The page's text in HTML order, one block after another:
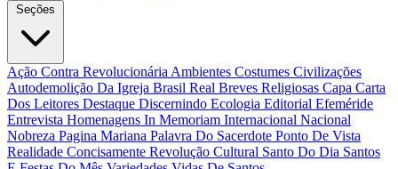
Seções
Ação Contra Revolucionária Ambientes Costumes Civilizações
Autodemolição Da Igreja Brasil Real Breves Religiosas Capa Carta
Dos Leitores Destaque Discernindo Ecologia Editorial Efeméride
Entrevista Homenagens In Memoriam Internacional Nacional
Nobreza Pagina Mariana Palavra Do Sacerdote Ponto De Vista
Realidade Concisamente Revolução Cultural Santo Do Dia Santos